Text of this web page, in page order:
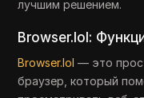
лучшим решением.
Browser.lol:
Browser.lol — это
браузер, который